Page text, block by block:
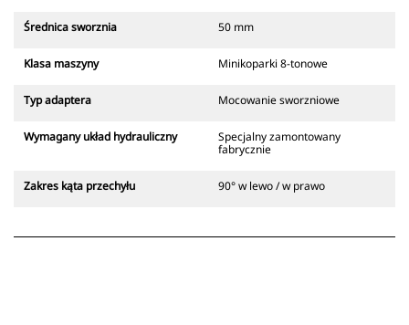
Średnica sworznia 50 mm
Klasa maszyny Minikoparki 8-tonowe
Typ adaptera Mocowanie sworzniowe
Wymagany układ hydrauliczny
Specjalny zamontowany
fabrycznie
Zakres kąta przechyłu 90° w lewo / w prawo